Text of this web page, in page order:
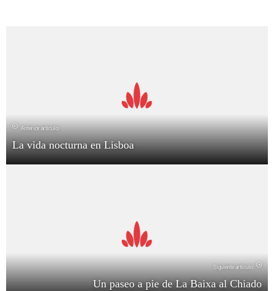
Anterior artículo
La vida nocturna en Lisboa
Siguiente artículo
Un paseo a pie de La Baixa al Chiado